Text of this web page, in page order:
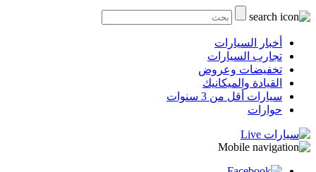
أخبار السيارات
تجارب السيارات
تخفيضات وعروض
القيادة والميكانيك
سيارات أقل من 3 سنوات
حوارات